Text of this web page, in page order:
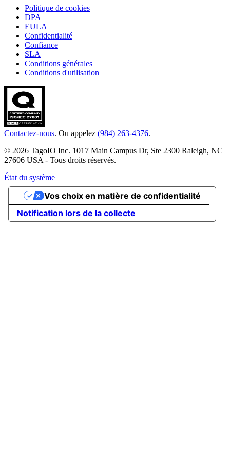
Politique de cookies
DPA
EULA
Confidentialité
Confiance
SLA
Conditions générales
Conditions d'utilisation
Contactez-nous. Ou appelez (984) 263-4376.
© 2026 TagoIO Inc. 1017 Main Campus Dr, Ste 2300 Raleigh, NC
27606 USA - Tous droits réservés.
État du système
Notification lors de la collecte
Vos choix en matière de confidentialité